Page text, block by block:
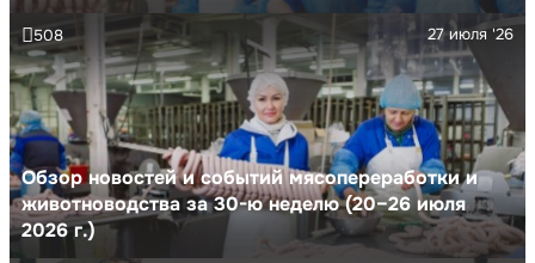
Обзор новостей и событий мясопереработки и
животноводства за 30-ю неделю (20–26 июля
2026 г.)
27 июля '26
508